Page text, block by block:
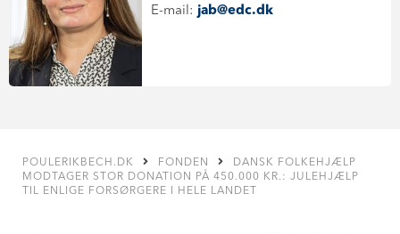
E-mail: jab@edc.dk
POULERIKBECH.DK FONDEN
DANSK FOLKEHJÆLP
MODTAGER STOR DONATION PÅ 450.000 KR.: JULEHJÆLP
TIL ENLIGE FORSØRGERE I HELE LANDET